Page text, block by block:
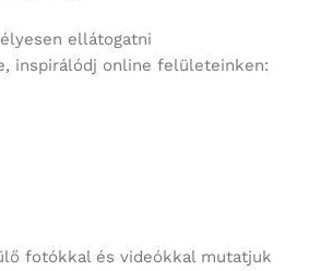
ellátogatni
inspirálódj online felületeinken:
fotókkal és videókkal mutatjuk